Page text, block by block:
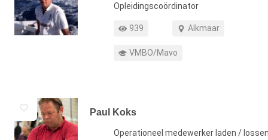
FunctieOpleidingscoördinator
Profiel weergaven
939
Werkgebied Alkmaar
Opleiding VMBO/Mavo
Paul Koks
FunctieOperationeel medewerker laden /